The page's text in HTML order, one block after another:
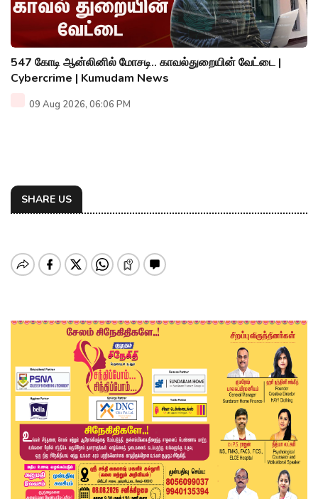
547 கோடி ஆன்லினில் மோசடி.. காவல்துறையின் வேட்டை |
Cybercrime | Kumudam News
09 Aug 2026, 06:06 PM
SHARE US